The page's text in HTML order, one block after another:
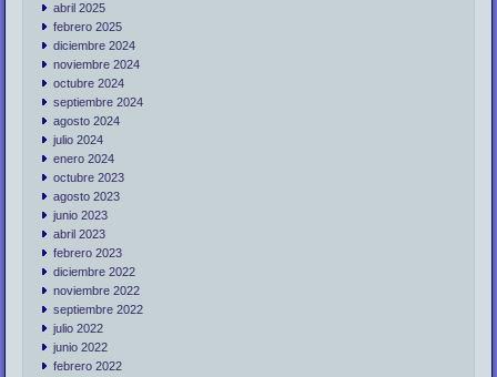
abril 2025
febrero 2025
diciembre 2024
noviembre 2024
octubre 2024
septiembre 2024
agosto 2024
julio 2024
enero 2024
octubre 2023
agosto 2023
junio 2023
abril 2023
febrero 2023
diciembre 2022
noviembre 2022
septiembre 2022
julio 2022
junio 2022
febrero 2022